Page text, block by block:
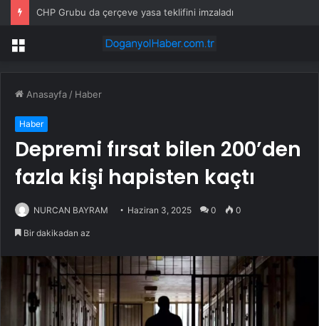
CHP Grubu da çerçeve yasa teklifini imzaladı
Menü
Anasayfa / Haber
Haber
Depremi fırsat bilen 200’den
fazla kişi hapisten kaçtı
NURCAN BAYRAM Haziran 3, 2025 0 0
Bir dakikadan az